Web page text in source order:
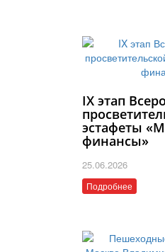
IX этап
эстафеты
финансы»
25.06.2026
Подробнее